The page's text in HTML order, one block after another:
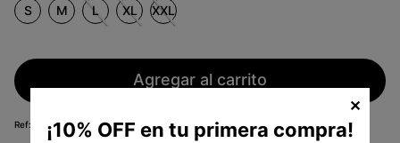
S M L XL XXL
Agregar al carrito
KR26052520
¡10% OFF en tu primera compra!
✕